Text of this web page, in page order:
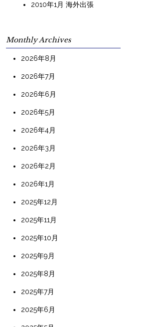
2010年1月 海外出張
Monthly Archives
2026年8月
2026年7月
2026年6月
2026年5月
2026年4月
2026年3月
2026年2月
2026年1月
2025年12月
2025年11月
2025年10月
2025年9月
2025年8月
2025年7月
2025年6月